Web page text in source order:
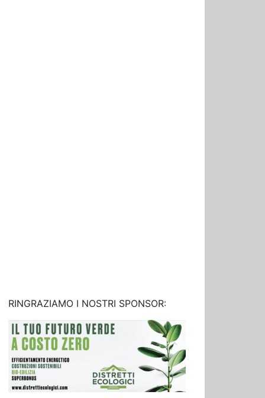
RINGRAZIAMO I NOSTRI SPONSOR: